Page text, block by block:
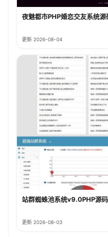
夜魅都市PHP婚恋交友系统源
更新 2026-08-04
站群蜘蛛池系统v9.0PHP源
更新 2026-08-03